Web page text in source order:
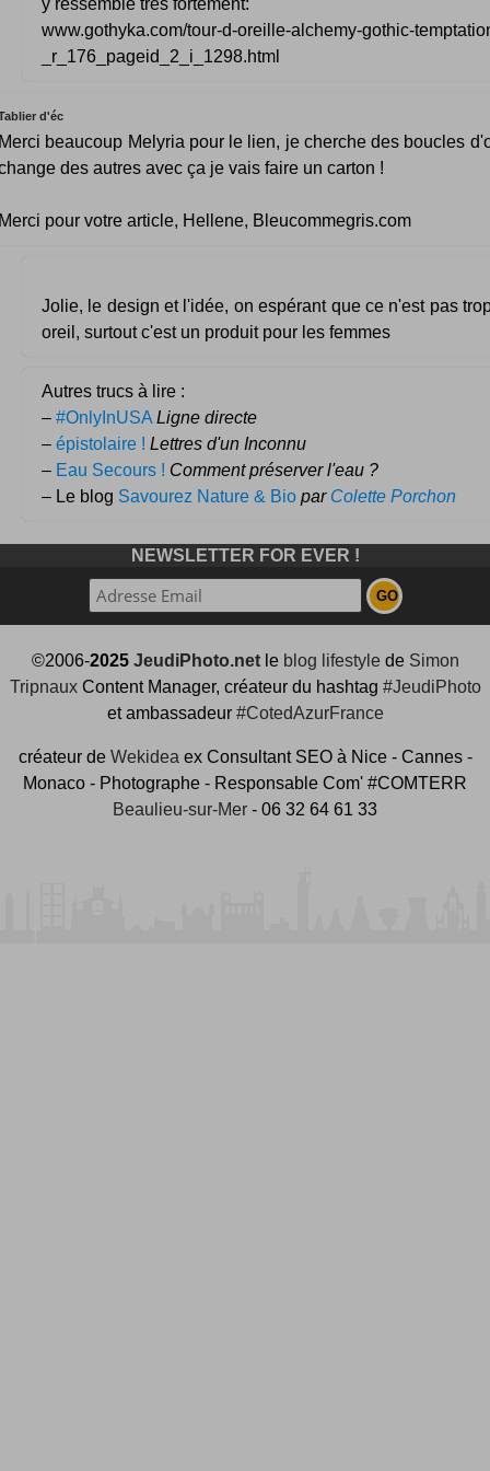
y ressemble très fortement:
www.gothyka.com/tour-d-oreille-alchemy-gothic-
_r_176_pageid_2_i_1298.html
d'éc
beaucoup Melyria pour le lien, je cherche des boucles
des autres avec ça je vais faire un carton !
pour votre article, Hellene, Bleucommegris.com
Jolie, le design et l'idée, on espérant que ce n'est pas
oreil, surtout c'est un produit pour les femmes
Autres trucs à lire :
– #OnlyInUSA Ligne directe
– épistolaire ! Lettres d'un Inconnu
– Eau Secours ! Comment préserver l'eau ?
– Le blog Savourez Nature & Bio par Colette Porchon
NEWSLETTER FOR EVER !
©2006-2025 JeudiPhoto.netle blog lifestylede Simon
TripnauxContent Manager, créateur du hashtag #JeudiPhoto
et ambassadeur #CotedAzurFrance
créateur de Wekidea ex Consultant SEO à Nice - Cannes -
Monaco - Photographe - Responsable Com' #COMTERR
Beaulieu-sur-Mer - 06 32 64 61 33